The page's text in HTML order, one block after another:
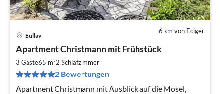
6 km von Ediger
Bullay
Apartment Christmann mit Frühstück
3 Gäste65 m22 Schlafzimmer
2 Bewertungen
Apartment Christmann mit Ausblick auf die Mosel,